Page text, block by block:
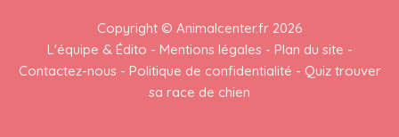
Copyright © Animalcenter.fr 2026
L'équipe & Édito - Mentions légales - Plan du site -
Contactez-nous - Politique de confidentialité - Quiz trouver
sa race de chien